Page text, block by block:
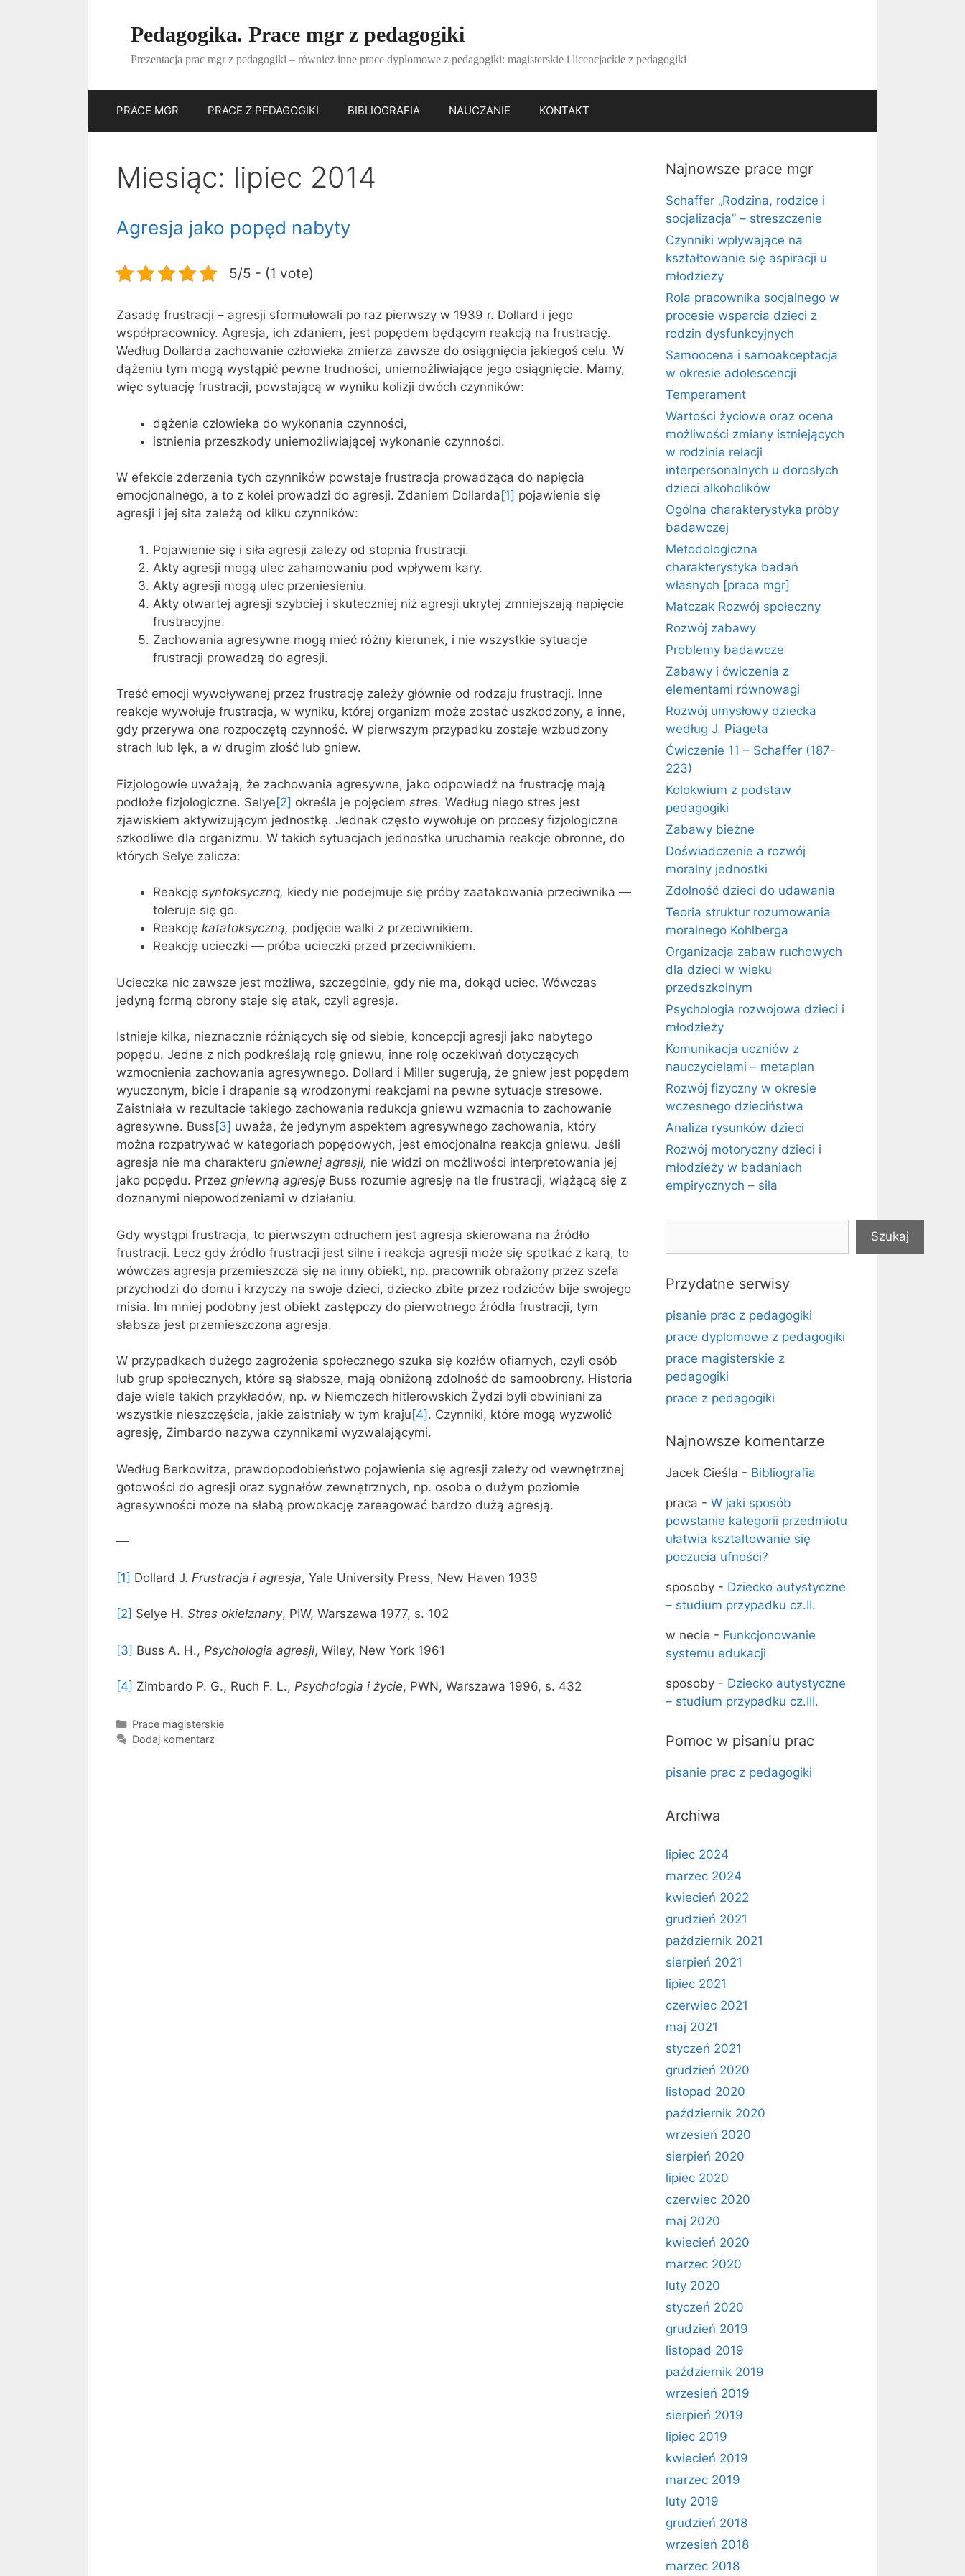
Pedagogika. Prace mgr z pedagogiki
Prezentacja prac mgr z pedagogiki – również inne prace dyplomowe z pedagogiki: magisterskie i licencjackie z pedagogiki
PRACE MGR PRACE Z PEDAGOGIKI BIBLIOGRAFIA NAUCZANIE KONTAKT
Miesiąc: lipiec 2014
Agresja jako popęd nabyty
5/5 - (1 vote)
Zasadę frustracji – agresji sformułowali po raz pierwszy w 1939 r. Dollard i jego
współpracownicy. Agresja, ich zdaniem, jest popędem będącym reakcją na frustrację.
Według Dollarda zachowanie człowieka zmierza zawsze do osiągnięcia jakiegoś celu. W
dążeniu tym mogą wystąpić pewne trudności, uniemożliwiające jego osiągnięcie. Mamy,
więc sytuację frustracji, powstającą w wyniku kolizji dwóch czynników:
dążenia człowieka do wykonania czynności,
istnienia przeszkody uniemożliwiającej wykonanie czynności.
W efekcie zderzenia tych czynników powstaje frustracja prowadząca do napię­cia
emocjonalnego, a to z kolei prowadzi do agresji. Zdaniem Dollarda [1] pojawienie się
agresji i jej sita zależą od kilku czynników:
Pojawienie się i siła agresji zależy od stopnia frustracji.
Akty agresji mogą ulec zahamowaniu pod wpływem kary.
Akty agresji mogą ulec przeniesieniu.
Akty otwartej agresji szybciej i skuteczniej niż agresji ukrytej zmniejszają napięcie
frustracyjne.
Zachowania agresywne mogą mieć różny kierunek, i nie wszystkie sytuacje
frustracji prowadzą do agresji.
Treść emocji wywoływanej przez frustrację zależy głównie od rodzaju frustracji. Inne
reakcje wywołuje frustracja, w wyniku, której organizm może zostać uszkodzony, a inne,
gdy przerywa ona rozpoczętą czynność. W pierwszym przy­padku zostaje wzbudzony
strach lub lęk, a w drugim złość lub gniew.
Fizjologowie uważają, że zachowania agresywne, jako odpowiedź na frustrację mają
podłoże fizjologiczne. Selye[2] określa je pojęciem stres. Według niego stres jest
zjawiskiem aktywizującym jednostkę. Jednak często wywołuje on procesy fizjologiczne
szkodliwe dla organizmu. W takich sytuacjach jednostka uruchamia reakcje obronne, do
których Selye zalicza:
Reakcję syntoksycznq, kiedy nie podejmuje się próby zaatakowania przeciwnika —
toleruje się go.
Reakcję katatoksyczną, podjęcie walki z przeciwnikiem.
Reakcję ucieczki — próba ucieczki przed przeciwnikiem.
Ucieczka nic zawsze jest możliwa, szczególnie, gdy nie ma, dokąd uciec. Wówczas
jedyną formą obrony staje się atak, czyli agresja.
Istnieje kilka, nieznacznie różniących się od siebie, koncepcji agresji jako nabytego
popędu. Jedne z nich podkreślają rolę gniewu, inne rolę oczekiwań dotyczących
wzmocnienia zachowania agresywnego. Dollard i Miller sugerują, że gniew jest popędem
wyuczonym, bicie i drapanie są wrodzonymi reakcjami na pewne sytuacje stresowe.
Zaistniała w rezultacie takiego zachowania redukcja gniewu wzmacnia to zachowanie
agresywne. Buss [3] uważa, że jedynym aspektem agresywnego zachowania, który
można rozpatrywać w katego­riach popędowych, jest emocjonalna reakcja gniewu. Jeśli
agresja nie ma charakteru gniewnej agresji, nie widzi on możliwości interpretowania jej
jako popędu. Przez gniewną agresję Buss rozumie agresję na tle frustracji, wiążącą się z
doznanymi niepowodzeniami w działaniu.
Gdy wystąpi frustracja, to pierwszym odruchem jest agresja skierowana na źródło
frustracji. Lecz gdy źródło frustracji jest silne i reakcja agresji może się spotkać z karą, to
wówczas agresja przemieszcza się na inny obiekt, np. pra­cownik obrażony przez szefa
przychodzi do domu i krzyczy na swoje dzieci, dziecko zbite przez rodziców bije swojego
misia. Im mniej podobny jest obiekt zastępczy do pierwotnego źródła frustracji, tym
słabsza jest przemieszczona agresja.
W przypadkach dużego zagrożenia społecznego szuka się kozłów ofiarnych, czyli osób
lub grup społecznych, które są słabsze, mają obniżoną zdolność do samoobrony. Historia
daje wiele takich przykładów, np. w Niemczech hitlerow­skich Żydzi byli obwiniani za
wszystkie nieszczęścia, jakie zaistniały w tym kraju [4] . Czynniki, które mogą wyzwolić
agresję, Zimbardo nazywa czynnikami wyzwalającymi.
Według Berkowitza, prawdopodobieństwo pojawienia się agresji zależy od wewnętrznej
gotowości do agresji oraz sygnałów zewnętrznych, np. osoba o dużym poziomie
agresywności może na słabą prowokację zareagować bardzo dużą agresją.
—
[1] Dollard J. Frustracja i agresja, Yale University Press, New Haven 1939
[2] Selye H. Stres okiełznany, PIW, Warszawa 1977, s. 102
[3] Buss A. H., Psychologia agresji, Wiley, New York 1961
[4] Zimbardo P. G., Ruch F. L., Psychologia i życie, PWN, Warszawa 1996, s. 432
Kategorie
Prace magisterskie
Dodaj komentarz
Najnowsze prace mgr
Schaffer „Rodzina, rodzice i
socjalizacja” – streszczenie
Czynniki wpływające na
kształtowanie się aspiracji u
młodzieży
Rola pracownika socjalnego w
procesie wsparcia dzieci z
rodzin dysfunkcyjnych
Samoocena i samoakceptacja
w okresie adolescencji
Temperament
Wartości życiowe oraz ocena
możliwości zmiany istniejących
w rodzinie relacji
interpersonalnych u dorosłych
dzieci alkoholików
Ogólna charakterystyka próby
badawczej
Metodologiczna
charakterystyka badań
własnych [praca mgr]
Matczak Rozwój społeczny
Rozwój zabawy
Problemy badawcze
Zabawy i ćwiczenia z
elementami równowagi
Rozwój umysłowy dziecka
według J. Piageta
Ćwiczenie 11 – Schaffer (187-
223)
Kolokwium z podstaw
pedagogiki
Zabawy bieżne
Doświadczenie a rozwój
moralny jednostki
Zdolność dzieci do udawania
Teoria struktur rozumowania
moralnego Kohlberga
Organizacja zabaw ruchowych
dla dzieci w wieku
przedszkolnym
Psychologia rozwojowa dzieci i
młodzieży
Komunikacja uczniów z
nauczycielami – metaplan
Rozwój fizyczny w okresie
wczesnego dzieciństwa
Analiza rysunków dzieci
Rozwój motoryczny dzieci i
młodzieży w badaniach
empirycznych – siła
Szukaj
Przydatne serwisy
pisanie prac z pedagogiki
prace dyplomowe z pedagogiki
prace magisterskie z
pedagogiki
prace z pedagogiki
Najnowsze komentarze
Jacek Cieśla - Bibliografia
praca - W jaki sposób
powstanie kategorii przedmiotu
ułatwia ksztaltowanie się
poczucia ufności?
sposoby - Dziecko autystyczne
– studium przypadku cz.II.
w necie - Funkcjonowanie
systemu edukacji
sposoby - Dziecko autystyczne
– studium przypadku cz.III.
Pomoc w pisaniu prac
pisanie prac z pedagogiki
Archiwa
lipiec 2024
marzec 2024
kwiecień 2022
grudzień 2021
październik 2021
sierpień 2021
lipiec 2021
czerwiec 2021
maj 2021
styczeń 2021
grudzień 2020
listopad 2020
październik 2020
wrzesień 2020
sierpień 2020
lipiec 2020
czerwiec 2020
maj 2020
kwiecień 2020
marzec 2020
luty 2020
styczeń 2020
grudzień 2019
listopad 2019
październik 2019
wrzesień 2019
sierpień 2019
lipiec 2019
kwiecień 2019
marzec 2019
luty 2019
grudzień 2018
wrzesień 2018
marzec 2018